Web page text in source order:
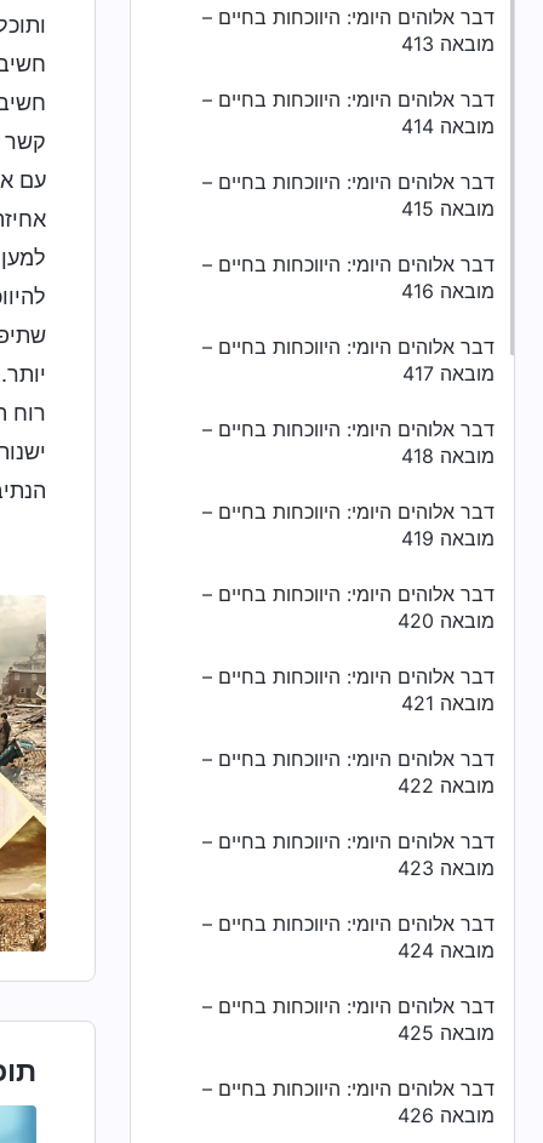
דבר אלוהים היומי: היווכחות בחיים –
מובאה 413
דבר אלוהים היומי: היווכחות בחיים –
מובאה 414
דבר אלוהים היומי: היווכחות בחיים –
מובאה 415
דבר אלוהים היומי: היווכחות בחיים –
מובאה 416
דבר אלוהים היומי: היווכחות בחיים –
מובאה 417
דבר אלוהים היומי: היווכחות בחיים –
מובאה 418
דבר אלוהים היומי: היווכחות בחיים –
מובאה 419
דבר אלוהים היומי: היווכחות בחיים –
מובאה 420
דבר אלוהים היומי: היווכחות בחיים –
מובאה 421
דבר אלוהים היומי: היווכחות בחיים –
מובאה 422
דבר אלוהים היומי: היווכחות בחיים –
מובאה 423
דבר אלוהים היומי: היווכחות בחיים –
מובאה 424
דבר אלוהים היומי: היווכחות בחיים –
מובאה 425
דבר אלוהים היומי: היווכחות בחיים –
מובאה 426
קשר
עם
רוח